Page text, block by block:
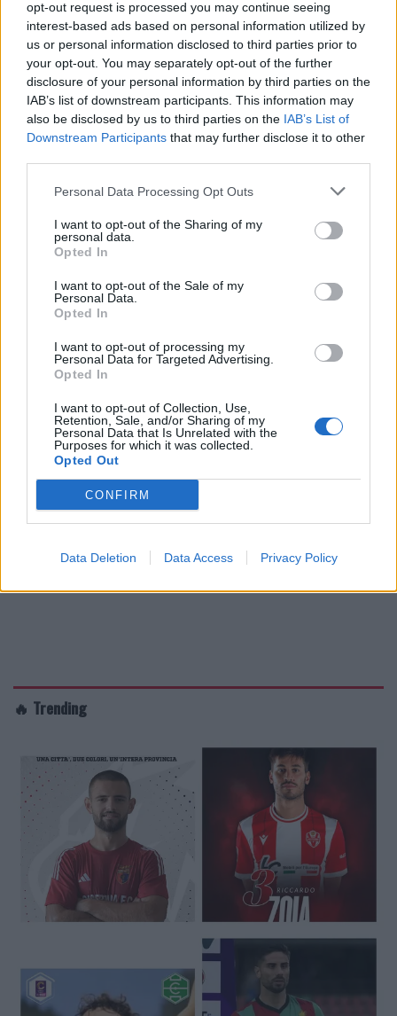
opt-out request is processed you may continue seeing
interest-based ads based on personal information utilized by
us or personal information disclosed to third parties prior to
your opt-out. You may separately opt-out of the further
disclosure of your personal information by third parties on the
IAB’s list of downstream participants. This information may
also be disclosed by us to third parties on the IAB’s List of
Downstream Participants that may further disclose it to other
Personal Data Processing Opt Outs
I want to opt-out of the Sharing of my
personal data.
Opted In
I want to opt-out of the Sale of my
Personal Data.
Opted In
I want to opt-out of processing my
Personal Data for Targeted Advertising.
Opted In
I want to opt-out of Collection, Use,
Retention, Sale, and/or Sharing of my
Personal Data that Is Unrelated with the
Purposes for which it was collected.
Opted Out
CONFIRM
Data Deletion Data Access Privacy Policy
🔥 Trending